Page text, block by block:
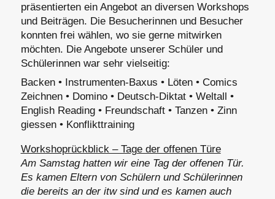
präsentierten ein Angebot an diversen Workshops
und Beiträgen. Die Besucherinnen und Besucher
konnten frei wählen, wo sie gerne mitwirken
möchten. Die Angebote unserer Schüler und
Schülerinnen war sehr vielseitig:
Backen • Instrumenten-Baxus • Löten • Comics
Zeichnen • Domino • Deutsch-Diktat • Weltall •
English Reading • Freundschaft • Tanzen • Zinn
giessen • Konflikttraining
Workshoprückblick – Tage der offenen Türe
Am Samstag hatten wir eine Tag der offenen Tür.
Es kamen Eltern von Schülern und Schülerinnen
die bereits an der itw sind und es kamen auch